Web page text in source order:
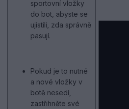
sportovní vložky
do bot, abyste se
ujistili, zda správně
pasují.
Pokud je to nutné
a nové vložky v
botě nesedí,
zastřihněte své